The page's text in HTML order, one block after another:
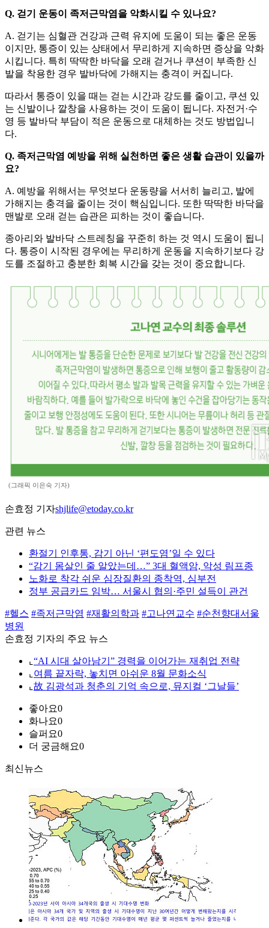
Q. 걷기 운동이 족저근막염을 악화시킬 수 있나요?
A. 걷기는 심혈관 건강과 근력 유지에 도움이 되는 좋은 운동
이지만, 통증이 있는 상태에서 무리하게 지속하면 증상을 악화
시킵니다. 특히 딱딱한 바닥을 오래 걷거나 쿠션이 부족한 신
발을 착용한 경우 발바닥에 가해지는 충격이 커집니다.
따라서 통증이 있을 때는 걷는 시간과 강도를 줄이고, 쿠션 있
는 신발이나 깔창을 사용하는 것이 도움이 됩니다. 자전거·수
영 등 발바닥 부담이 적은 운동으로 대체하는 것도 방법입니
다.
Q. 족저근막염 예방을 위해 실천하면 좋은 생활 습관이 있을까
요?
A. 예방을 위해서는 무엇보다 운동량을 서서히 늘리고, 발에
가해지는 충격을 줄이는 것이 핵심입니다. 또한 딱딱한 바닥을
맨발로 오래 걷는 습관은 피하는 것이 좋습니다.
종아리와 발바닥 스트레칭을 꾸준히 하는 것 역시 도움이 됩니
다. 통증이 시작된 경우에는 무리하게 운동을 지속하기보다 강
도를 조절하고 충분한 회복 시간을 갖는 것이 중요합니다.
(그래픽 이은숙 기자)
손효정 기자shjlife@etoday.co.kr
관련 뉴스
환절기 인후통, 감기 아닌 ‘편도염’일 수 있다
“감기 몸살인 줄 알았는데…” 3대 혈액암, 악성 림프종
노화로 착각 쉬운 심장질환의 종착역, 심부전
정부 공급카드 임박… 서울시 협의·주민 설득이 관건
#헬스 #족저근막염 #재활의학과 #고나연교수 #순천향대서울
병원
손효정 기자의 주요 뉴스
⌞ “AI 시대 살아남기” 경력을 이어가는 재취업 전략
⌞ 여름 끝자락, 놓치면 아쉬운 8월 문화소식
⌞ 故 김광석과 청춘의 기억 속으로, 뮤지컬 ‘그날들’
좋아요0
화나요0
슬퍼요0
더 궁금해요0
최신뉴스